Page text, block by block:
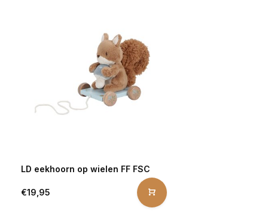
LD eekhoorn op wielen FF FSC
€19,95